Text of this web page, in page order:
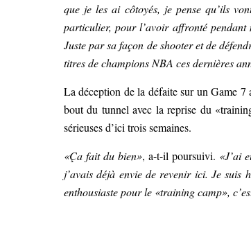
que je les ai côtoyés, je pense qu’ils
particulier, pour l’avoir affronté pendant
Juste par sa façon de shooter et de
titres de champions NBA ces dernières
La déception de la défaite sur un Game 7
bout du tunnel avec la reprise du
sérieuses d’ici trois semaines.
«Ça fait du bien», a-t-il poursuivi. «J’ai
j’avais déjà envie de revenir ici. Je suis
enthousiaste pour le «training camp»,